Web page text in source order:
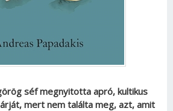
séf megnyitotta apró, kultikus
mert nem találta meg, azt, amit